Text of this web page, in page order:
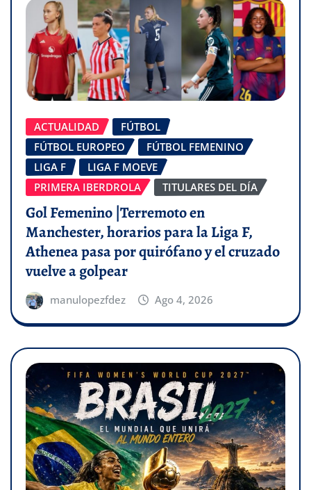
ACTUALIDAD
FÚTBOL
FÚTBOL EUROPEO
FÚTBOL FEMENINO
LIGA F
LIGA F MOEVE
PRIMERA IBERDROLA
TITULARES DEL DÍA
Gol Femenino |Terremoto en
Manchester, horarios para la Liga F,
Athenea pasa por quirófano y el cruzado
vuelve a golpear
manulopezfdez Ago 4, 2026